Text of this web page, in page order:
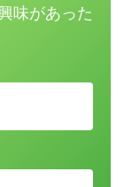
味があった